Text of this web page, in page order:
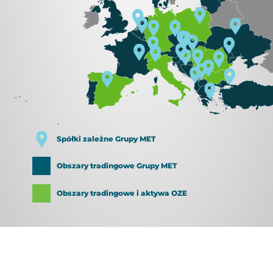
Spółki zależne Grupy MET
Obszary tradingowe Grupy MET
Obszary tradingowe i aktywa OZE